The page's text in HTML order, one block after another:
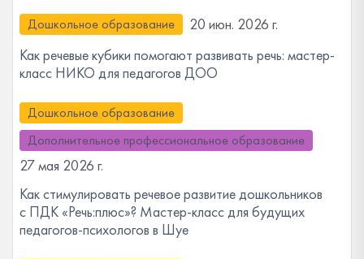
Дошкольное образование
20 июн. 2026 г.
Как речевые кубики помогают развивать речь: мастер-
класс НИКО для педагогов ДОО
Дошкольное образование
Дополнительное профессиональное образование
27 мая 2026 г.
Как стимулировать речевое развитие дошкольников
с ПДК «Речь:плюс»? Мастер-класс для будущих
педагогов-психологов в Шуе